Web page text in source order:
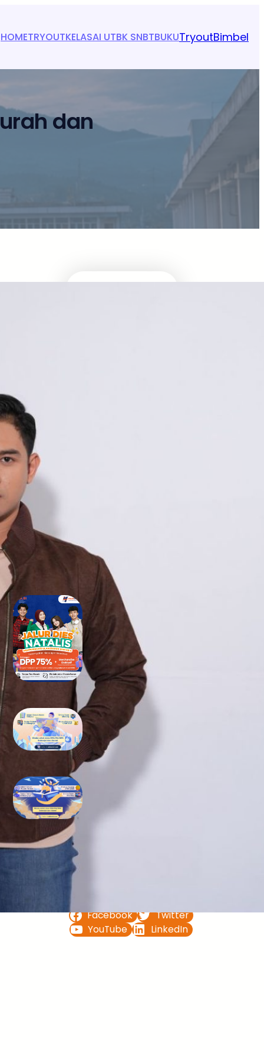
HOMETRYOUTKELASAI UTBK SNBTBUKUTryoutBimbel
dan
MEDIA INFOMRASI TERUPDATE SEPUTAR
RECENT POSTS
Tidak Lolos UTBK SNBT di PTN?
Jangan Khawatir, Ini Jalan
Terbaikmu untuk Tetap Kuliah
di Kampus Berkualitas
Bimbel UTBK SNBT di Teluk
Wondama Gratis Terbaik
Bimbel UTBK SNBT di Teluk
Bintuni Gratis Terbaik
Facebook
Twitter
YouTube
LinkedIn